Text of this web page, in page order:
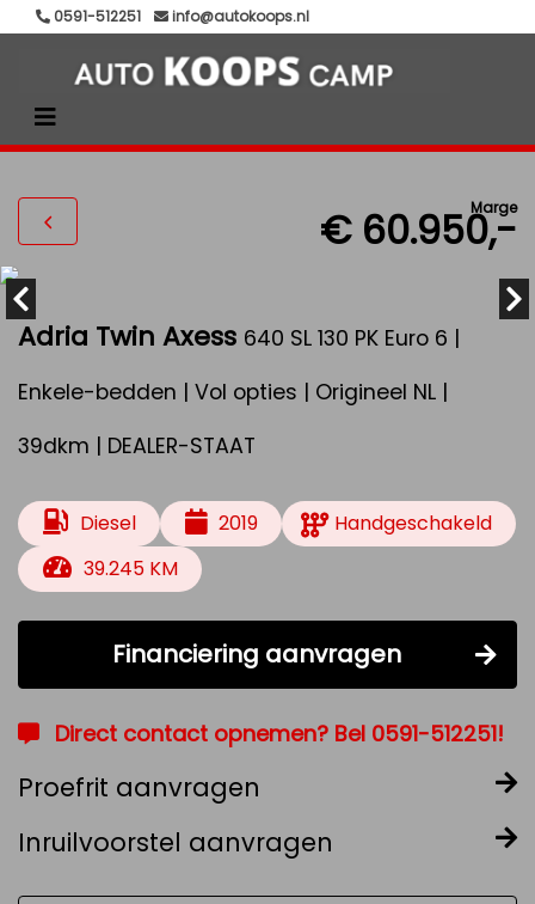
0591-512251 info@autokoops.nl
Marge
€ 60.950,-
Adria Twin Axess 640 SL 130 PK Euro 6 |
Enkele-bedden | Vol opties | Origineel NL |
39dkm | DEALER-STAAT
Diesel 2019
Handgeschakeld
39.245 KM
Financiering aanvragen
Direct contact opnemen? Bel 0591-512251!
Proefrit aanvragen
Inruilvoorstel aanvragen